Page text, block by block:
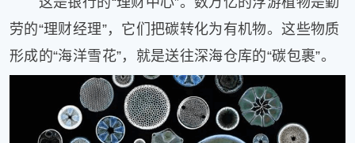
劳的“理财经理”，它们把碳转化为有机物。这些物质
形成的“海洋雪花”，就是送往深海仓库的“碳包裹”。